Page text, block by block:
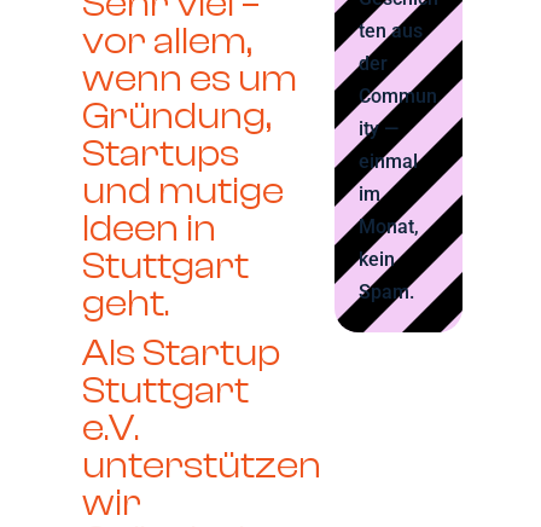
vor allem,
wenn es um
Gründung,
Startups
und mutige
Ideen in
Stuttgart
geht.
AlsStartup
Stuttgart
e.V.
unterstützen
wir
ten aus
der
Commun
ity —
einmal
im
Monat,
kein
Spam.